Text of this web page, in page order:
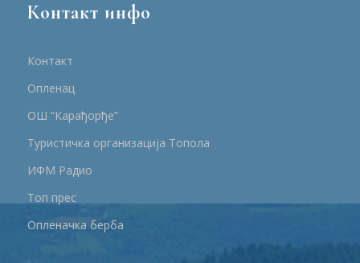
Контакт инфо
Контакт
Опленац
ОШ “Карађорђе”
Туристичка организација Топола
ИФМ Радио
Топ прес
Опленачка берба